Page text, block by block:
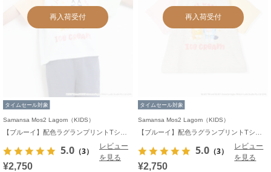
再入荷受付
タイムセール対象
Samansa Mos2 Lagom（KIDS）
5.0 （3）
レビュー
を見る
¥2,750
再入荷受付
タイムセール対象
Samansa Mos2 Lagom（KIDS）
5.0 （3）
レビュー
を見る
¥2,750